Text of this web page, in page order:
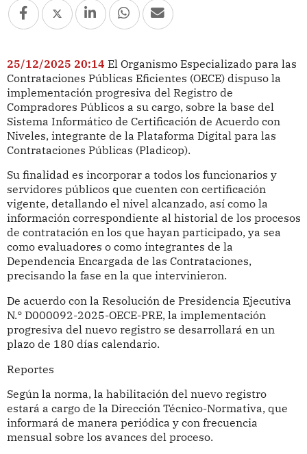
25/12/2025 20:14 El Organismo Especializado para las
Contrataciones Públicas Eficientes (OECE) dispuso la
implementación progresiva del Registro de
Compradores Públicos a su cargo, sobre la base del
Sistema Informático de Certificación de Acuerdo con
Niveles, integrante de la Plataforma Digital para las
Contrataciones Públicas (Pladicop).
Su finalidad es incorporar a todos los funcionarios y
servidores públicos que cuenten con certificación
vigente, detallando el nivel alcanzado, así como la
información correspondiente al historial de los procesos
de contratación en los que hayan participado, ya sea
como evaluadores o como integrantes de la
Dependencia Encargada de las Contrataciones,
precisando la fase en la que intervinieron.
De acuerdo con la Resolución de Presidencia Ejecutiva
N.° D000092-2025-OECE-PRE, la implementación
progresiva del nuevo registro se desarrollará en un
plazo de 180 días calendario.
Reportes
Según la norma, la habilitación del nuevo registro
estará a cargo de la Dirección Técnico-Normativa, que
informará de manera periódica y con frecuencia
mensual sobre los avances del proceso.